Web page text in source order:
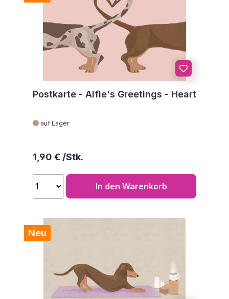
Postkarte - Alfie's Greetings - Heart
auf Lager
Regulärer Preis:
1,90 €
In den Warenkorb
Neu